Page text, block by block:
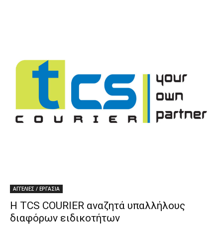
ΑΓΓΕΛΙΕΣ / ΕΡΓΑΣΙΑ
Η TCS COURIER αναζητά υπαλλήλους
διαφόρων ειδικοτήτων